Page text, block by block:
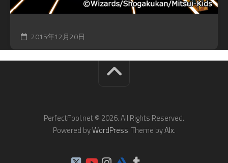
2015年12月20日
PerfectFool.net © 2026. All Rights Reserved.
Powered byWordPress. Theme byAlx.